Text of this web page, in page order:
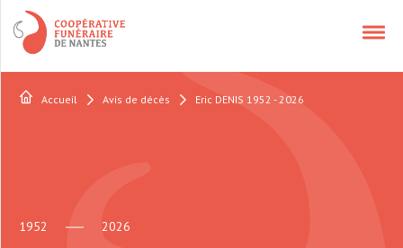
NOS SERVICES
CONTACT
Accueil Avis de décès Eric DENIS 1952 - 2026
1952 2026